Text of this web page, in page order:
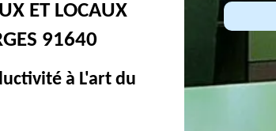
ET LOCAUX
91640
à L'art du